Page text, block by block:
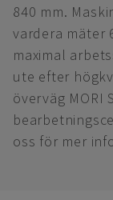
840 mm.
vardera mäter
maximal
ute efter
överväg MORI
oss för mer